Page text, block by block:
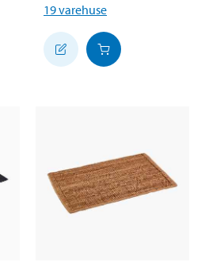
19varehuse